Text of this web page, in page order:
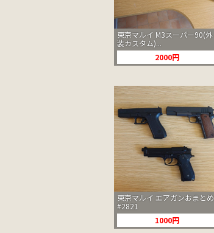
東京マルイ M3スーパー90(外
装カスタム)...
2000円
東京マルイ エアガンおまとめ
#2821
1000円